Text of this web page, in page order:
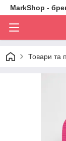
MarkShop -
Товари та